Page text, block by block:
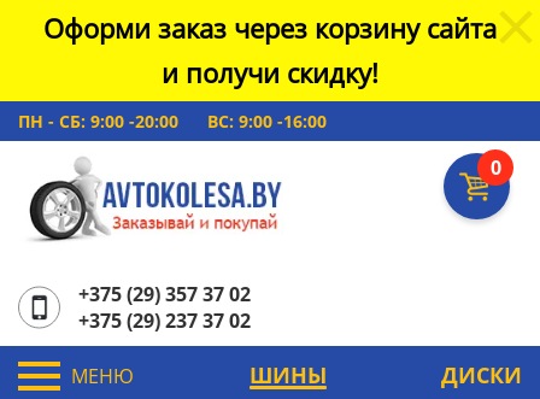
Оформи заказ через корзину сайта
и получи скидку!
ПН - СБ: 9:00 -20:00 ВС: 9:00 -16:00
0
+375 (29) 357 37 02
+375 (29) 237 37 02
МЕНЮ ШИНЫ ДИСКИ